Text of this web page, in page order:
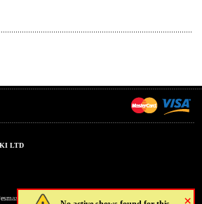
×
LTD
Arc), Athens, Greece